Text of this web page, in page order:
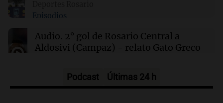
Clima en Tucumán: cómo estará el tiempo
Episodios
Audio. 2° gol de Rosario Central a
Aldosivi (Campaz) - relato Gato Greco
Audio.Nuevo desarrollo urbano y casa
Podcast Últimas 24 h